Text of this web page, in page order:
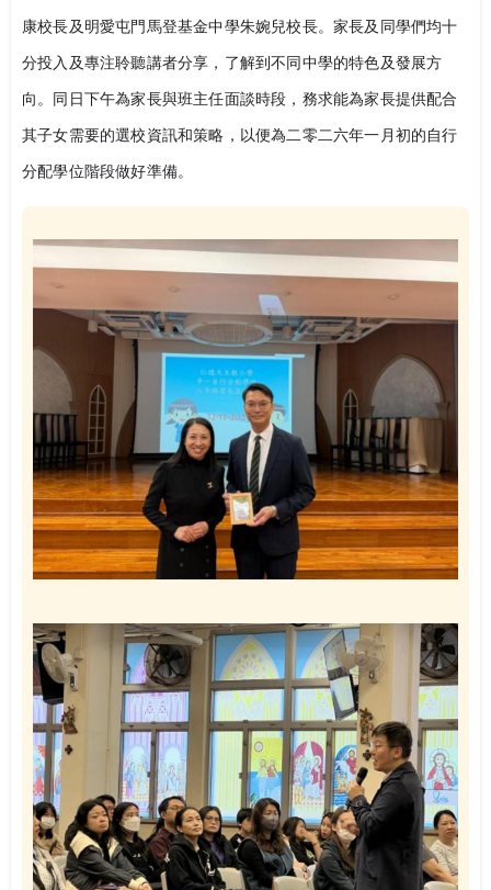
康校長及明愛屯門馬登基金中學朱婉兒校長。家長及同學們均十
分投入及專注聆聽講者分享，了解到不同中學的特色及發展方
向。同日下午為家長與班主任面談時段，務求能為家長提供配合
其子女需要的選校資訊和策略，以便為二零二六年一月初的自行
分配學位階段做好準備。